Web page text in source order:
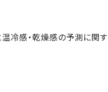
冷感・乾燥感の予測に関